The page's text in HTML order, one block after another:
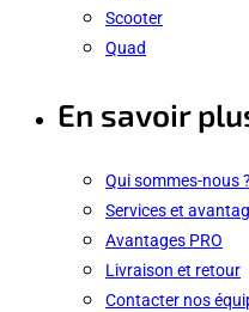
Scooter
Quad
En savoir
Qui sommes-nous ?
Services et
Avantages PRO
Livraison et retour
Contacter nos